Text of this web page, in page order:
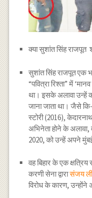
क्या सुशांत सिंह राजपूत
सुशांत सिंह राजपूत एक
“पवित्रा रिश्ता” में
था। इसके अलावा उन्हें
जाना जाता था। जैसे
स्टोरी (2016),
अभिनेता होने के
2020, को उन्हें अपने
वह बिहार के एक
करणी सेना द्वारासंजय
विरोध के कारण, उन्होंने